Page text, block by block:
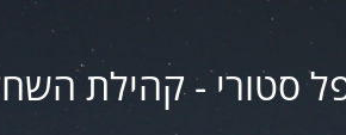
סטורי - קהילת